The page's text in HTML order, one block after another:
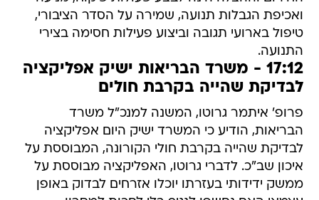
ואכיפת הגבלות תנועה, שמירה על הסדר הציבורי,
טיפול בארועי תגובה וביצוע פעילות חסימה בצירי
התנועה.
17:12 - משרד הבריאות ישיק אפליקציה
לבדיקת שהייה בקרבת חולים
פרופ' איתמר גרוטו, המשנה למנכ"ל משרד
הבריאות, הודיע כי המשרד ישיק היום אפליקציה
לבדיקת שהייה בקרבת חולי הקורונה, המבוססת על
איכון שב"כ. לדברי גרוטו, האפליקציה מבוססת על
ממשק ידידותי בעזרתו יוכלו אזרחים לבדוק באופן